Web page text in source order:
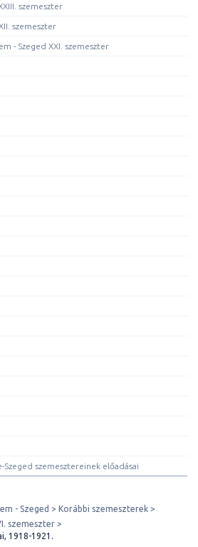
szemeszter
szemeszter
- Szeged XXI. szemeszter
szemesztereinek előadásai
- Szeged
Korábbi szemeszterek
szemeszter
1918-1921.